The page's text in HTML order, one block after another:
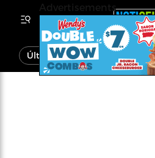
Última Hora Noticias
Advertisements